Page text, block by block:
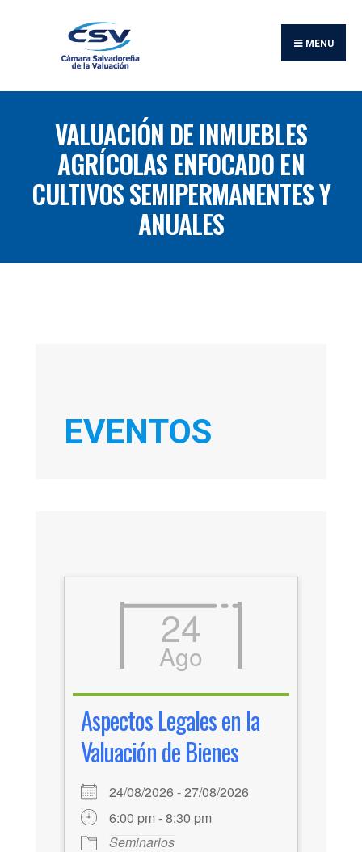
MENU
VALUACIÓN DE INMUEBLES
AGRÍCOLAS ENFOCADO EN
CULTIVOS SEMIPERMANENTES Y
ANUALES
EVENTOS
24
Ago
Aspectos Legales en la
Valuación de Bienes
24/08/2026 - 27/08/2026
6:00 pm - 8:30 pm
Seminarios